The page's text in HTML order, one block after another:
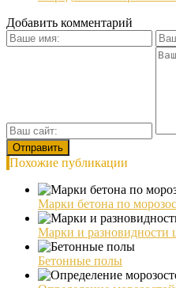
Добавить комментарий
Похожие публикации
Марки бетона по
Марки и разновидности
Бетонные полы